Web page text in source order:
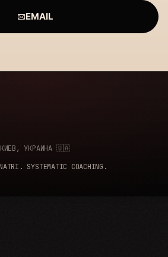
EMAIL
КИЕВ, УКРАИНА 🇺🇦
SYSTEMATIC COACHING.